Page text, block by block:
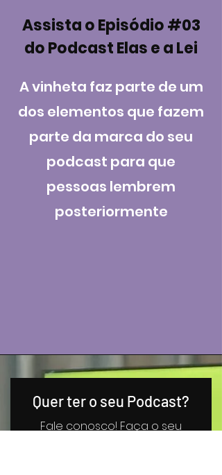
Assista o Episódio #03
do Podcast Elas e a Lei
A vinheta faz parte de um
dos elementos que fazem
parte da marca do seu
podcast para que
pessoas lembrem
posteriormente
Quer ter o seu Podcast?
Fale conosco! Faça o seu